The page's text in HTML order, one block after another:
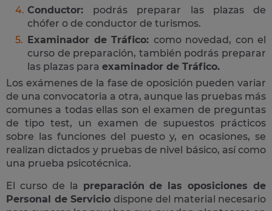
Conductor: podrás preparar las plazas de
chófer o de conductor de turismos.
Examinador de Tráfico: como novedad, con el
curso de preparación, también podrás preparar
las plazas para examinador de Tráfico.
Los exámenes de la fase de oposición pueden variar
de una convocatoria a otra, aunque las pruebas más
comunes a todas ellas son el examen de preguntas
de tipo test, un examen de supuestos prácticos
sobre las funciones del puesto y, en ocasiones, se
realizan dictados y pruebas de nivel básico, así como
una prueba psicotécnica.
El curso de la preparación de las oposiciones de
Personal de Servicio dispone del material necesario